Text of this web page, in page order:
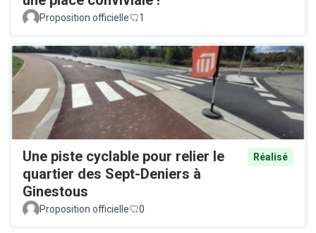
Proposition officielle 1
Une piste cyclable pour relier le
quartier des Sept-Deniers à
Ginestous
Réalisé
Proposition officielle 0